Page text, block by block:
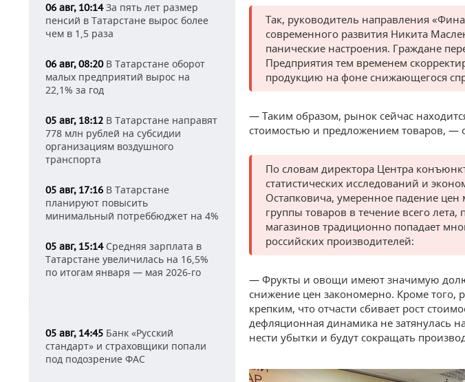
06 авг, 10:14За пять лет размер
пенсий в Татарстане вырос более
чем в 1,5 раза
06 авг, 08:20В Татарстане оборот
малых предприятий вырос на
22,1% за год
05 авг, 18:12 В Татарстане направят
778 млн рублей на субсидии
организациям воздушного
транспорта
05 авг, 17:16 В Татарстане
планируют повысить
минимальный потреббюджет на 4%
05 авг, 15:14Средняя зарплата в
Татарстане увеличилась на 16,5%
по итогам января — мая 2026-го
05 авг, 14:45 Банк «Русский
стандарт» и страховщики попали
под подозрение ФАС
Так, руководитель направления
современного развития Никита
панические настроения. Граждане
Предприятия тем временем
продукцию на фоне снижающегося
— Таким образом, рынок сейчас
стоимостью и предложением товаров, —
По словам директора Центра
статистических исследований и
Остапковича, умеренное падение
группы товаров в течение всего лета,
магазинов традиционно попадает
российских производителей:
— Фрукты и овощи имеют значимую
снижение цен закономерно. Кроме того,
крепким, что отчасти сбивает рост
дефляционная динамика не затянулась
нести убытки и будут сокращать